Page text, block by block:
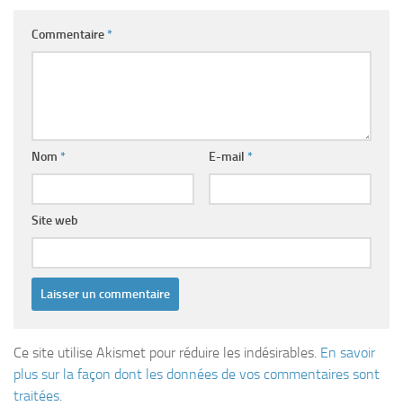
Commentaire*
Nom * E-mail *
Site web
Ce site utilise Akismet pour réduire les indésirables. En savoir
plus sur la façon dont les données de vos commentaires sont
traitées.